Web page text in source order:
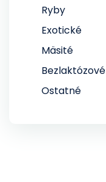
Ryby
Exotické
Mäsité
Bezlaktózové
Ostatné